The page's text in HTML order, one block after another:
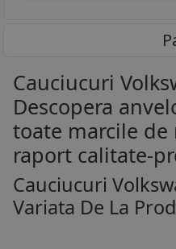
Cauciucuri
Descopera
toate marcile de
raport calitate-
Cauciucuri
Variata De La